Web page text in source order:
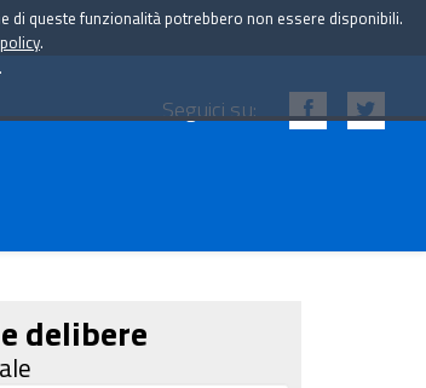
Seguici su:
delibere
di queste funzionalità potrebbero non essere disponibili.
.